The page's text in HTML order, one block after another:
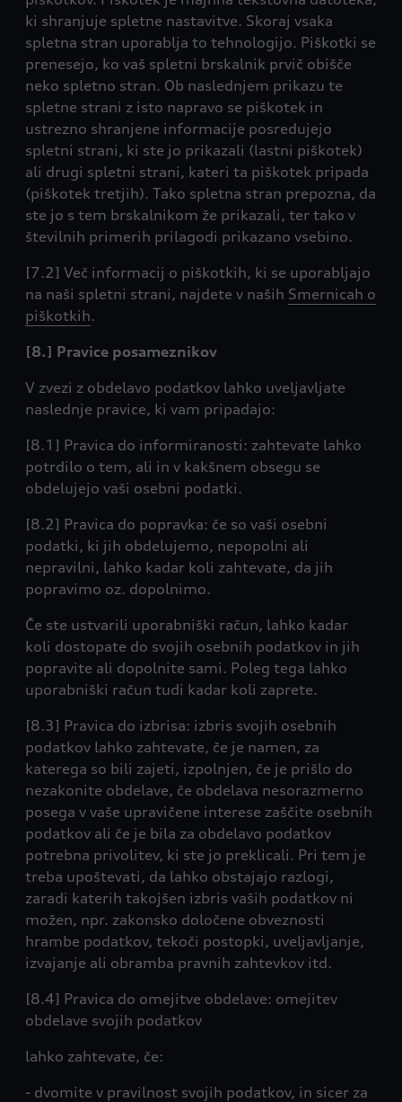
ki shranjuje spletne nastavitve. Skoraj vsaka
spletna stran uporablja to tehnologijo. Piškotki se
prenesejo, ko vaš spletni brskalnik prvič obišče
neko spletno stran. Ob naslednjem prikazu te
spletne strani z isto napravo se piškotek in
ustrezno shranjene informacije posredujejo
spletni strani, ki ste jo prikazali (lastni piškotek)
ali drugi spletni strani, kateri ta piškotek pripada
(piškotek tretjih). Tako spletna stran prepozna, da
ste jo s tem brskalnikom že prikazali, ter tako v
številnih primerih prilagodi prikazano vsebino.
[7.2] Več informacij o piškotkih, ki se uporabljajo
na naši spletni strani, najdete v naših Smernicah o
piškotkih.
[8.] Pravice posameznikov
V zvezi z obdelavo podatkov lahko uveljavljate
naslednje pravice, ki vam pripadajo:
[8.1] Pravica do informiranosti: zahtevate lahko
potrdilo o tem, ali in v kakšnem obsegu se
obdelujejo vaši osebni podatki.
[8.2] Pravica do popravka: če so vaši osebni
podatki, ki jih obdelujemo, nepopolni ali
nepravilni, lahko kadar koli zahtevate, da jih
popravimo oz. dopolnimo.
Če ste ustvarili uporabniški račun, lahko kadar
koli dostopate do svojih osebnih podatkov in jih
popravite ali dopolnite sami. Poleg tega lahko
uporabniški račun tudi kadar koli zaprete.
[8.3] Pravica do izbrisa: izbris svojih osebnih
podatkov lahko zahtevate, če je namen, za
katerega so bili zajeti, izpolnjen, če je prišlo do
nezakonite obdelave, če obdelava nesorazmerno
posega v vaše upravičene interese zaščite osebnih
podatkov ali če je bila za obdelavo podatkov
potrebna privolitev, ki ste jo preklicali. Pri tem je
treba upoštevati, da lahko obstajajo razlogi,
zaradi katerih takojšen izbris vaših podatkov ni
možen, npr. zakonsko določene obveznosti
hrambe podatkov, tekoči postopki, uveljavljanje,
izvajanje ali obramba pravnih zahtevkov itd.
[8.4] Pravica do omejitve obdelave: omejitev
obdelave svojih podatkov
lahko zahtevate, če:
- dvomite v pravilnost svojih podatkov, in sicer za